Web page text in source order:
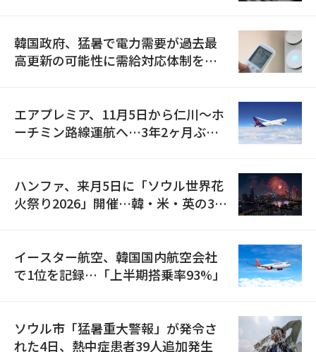
韓国政府、猛暑で電力需要が過去最
高更新の可能性に需給対応体制を点
エアプレミア、11月5日から仁川〜ホ
ーチミン路線運航へ…3年2ヶ月ぶり
ハンファ、来月5日に「ソウル世界花
火祭り2026」開催…韓・米・英の3カ
イースター航空、韓国国内航空会社
で1位を記録…「上半期搭乗率93%」
ソウル市「猛暑重大警報」が発令さ
れた4日、熱中症患者39人追加発生